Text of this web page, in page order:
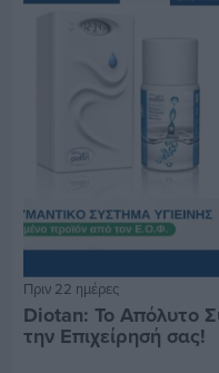
Πριν 22 ημέρες
Diotan: Το Απόλυτο
την Επιχείρησή σας!